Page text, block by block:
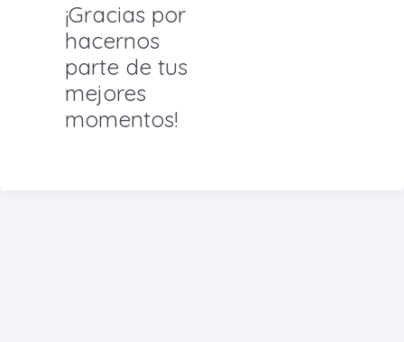
¡Gracias por
hacernos
parte de tus
mejores
momentos!